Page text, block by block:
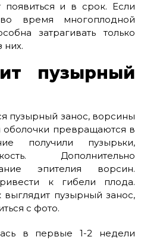
и в срок. Если
время многоплодной
затрагивать только
них.
пузырный
пузырный занос, ворсины
превращаются в
получили пузырьки,
Дополнительно
эпителия ворсин.
к гибели плода.
выглядит пузырный занос,
с фото.
в первые 1-2 недели